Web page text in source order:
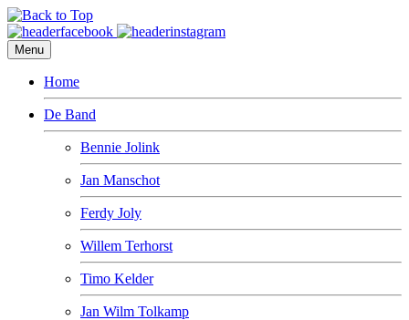
Menu
Home
De Band
Bennie Jolink
Jan Manschot
Ferdy Joly
Willem Terhorst
Timo Kelder
Jan Wilm Tolkamp